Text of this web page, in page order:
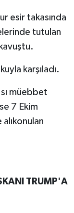
esir takasında
tutulan
karşıladı.
müebbet
7 Ekim
TRUMP'A